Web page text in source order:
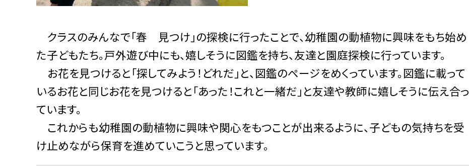
クラスのみんなで「春 見つけ」の探検に行ったことで、幼稚園の動植物に興味をもち始め
た子どもたち。戸外遊び中にも、嬉しそうに図鑑を持ち、友達と園庭探検に行っています。
お花を見つけると「探してみよう！どれだ」と、図鑑のページをめくっています。図鑑に載って
いるお花と同じお花を見つけると「あった！これと一緒だ」と友達や教師に嬉しそうに伝え合っ
ています。
これからも幼稚園の動植物に興味や関心をもつことが出来るように、子どもの気持ちを受
け止めながら保育を進めていこうと思っています。